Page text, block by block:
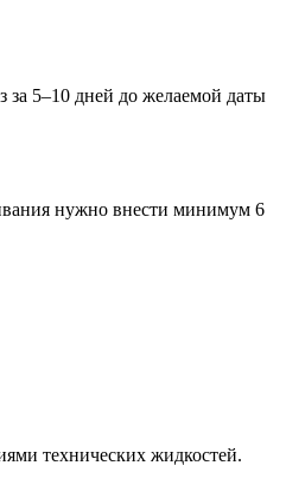
за 5–10 дней до желаемой даты
нужно внести минимум 6
технических жидкостей.